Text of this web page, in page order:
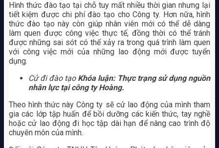
Hình thức đào tạo tại chỗ tuy mất nhiều thời gian nhưng lại
tiết kiệm được chi phí đào tạo cho Công ty. Hơn nữa, hình
thức đào tạo này còn giúp nhân viên mới có thể dễ dàng
làm quen được công việc thực tế, đồng thời có thể tránh
được những sai sót có thể xảy ra trong quá trình làm quen
với công việc mới của những lao động mới được tuyển
dụng.
Cử đi đào tạo Khóa luận: Thực trạng sử dụng nguồn
nhân lực tại công ty Hoàng.
Theo hình thức này Công ty sẽ cử lao động của mình tham
gia các lớp tập huấn để bồi dưỡng các kiến thức, tay nghề
hoặc cử lao động đi học tập dài hạn để nâng cao trình độ
chuyên môn của mình.